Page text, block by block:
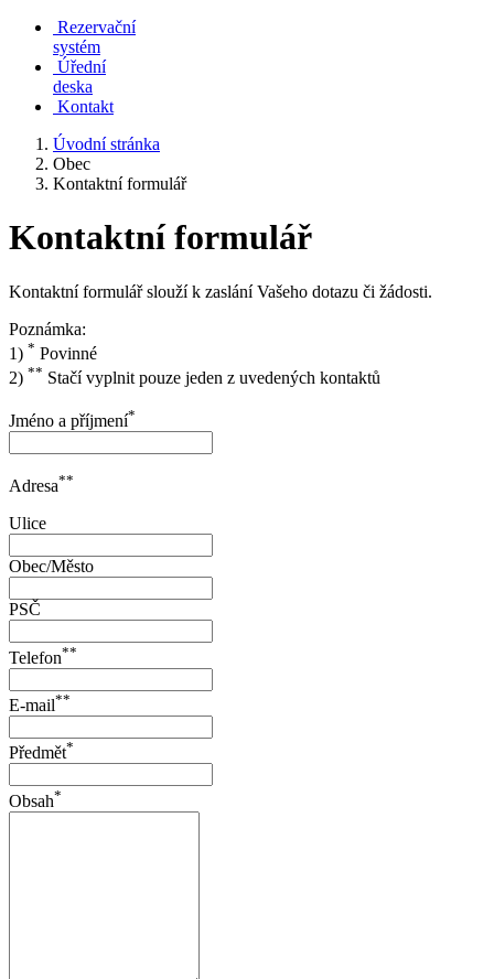
Rezervační
systém
Úřední
deska
Kontakt
Úvodní stránka
Obec
Kontaktní formulář
Kontaktní formulář
Kontaktní formulář slouží k zaslání Vašeho dotazu či žádosti.
Poznámka:
1) * Povinné
2) ** Stačí vyplnit pouze jeden z uvedených kontaktů
Jméno a příjmení*
Adresa**
Ulice
Obec/Město
PSČ
Telefon**
E-mail**
Předmět*
Obsah*